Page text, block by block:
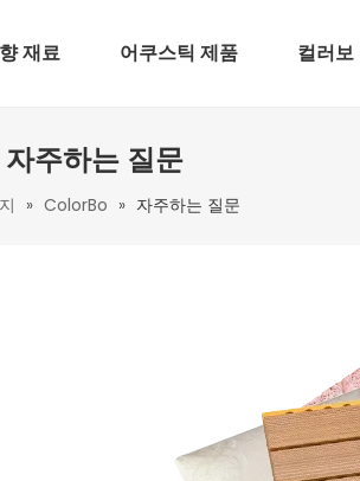
재료 어쿠스틱 제품 컬러보
자주하는 질문
» ColorBo » 자주하는 질문